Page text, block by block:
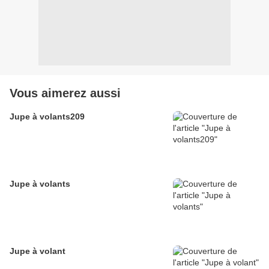
Vous aimerez aussi
Jupe à volants209
Jupe à volants
Jupe à volant